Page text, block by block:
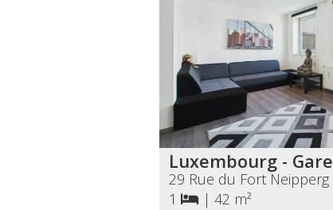
Luxembourg - Gare
29 Rue du Fort Neipperg
1
| 42 m²